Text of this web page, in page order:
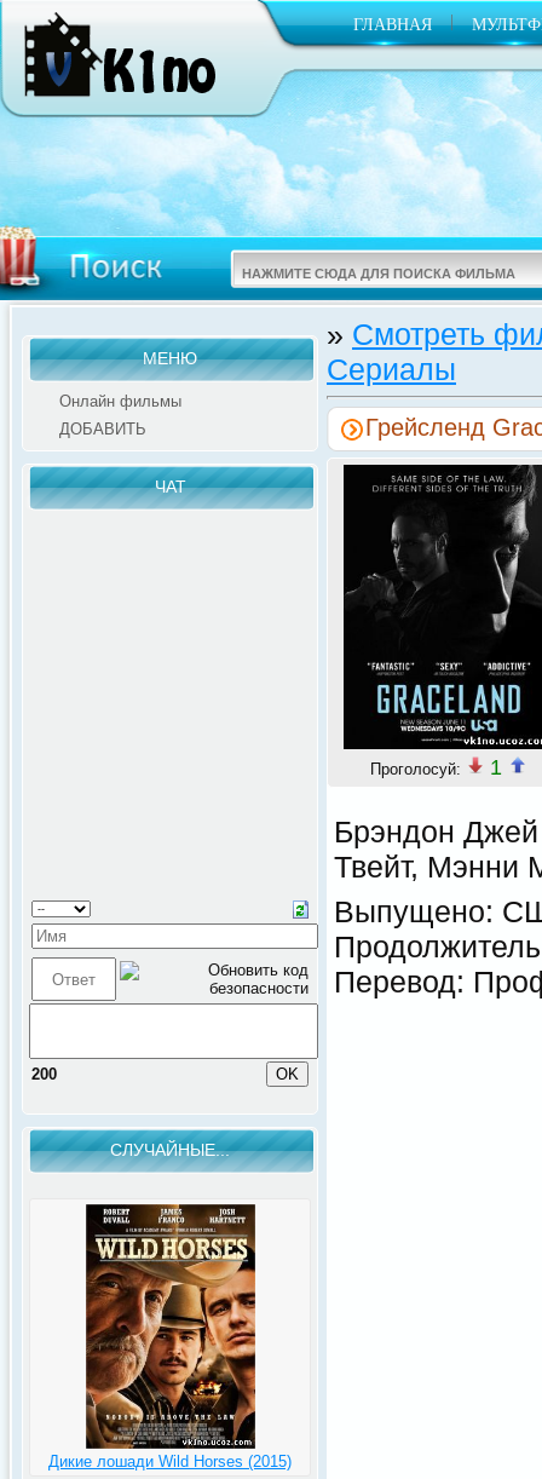
ГЛАВНАЯ |
МЕНЮ
Онлайн фильмы
ДОБАВИТЬ
ЧАТ
200
СЛУЧАЙНЫЕ...
Дикие лошади Wild Horses (2015)
» Смотреть
Сериалы
Грейсленд
Проголосуй: 1
Брэндон
Твейт, Мэнни
Выпущено:
Перевод: